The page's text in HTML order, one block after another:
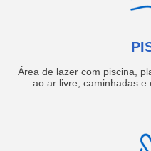
Área de lazer com piscina,
ao ar livre, caminhadas e